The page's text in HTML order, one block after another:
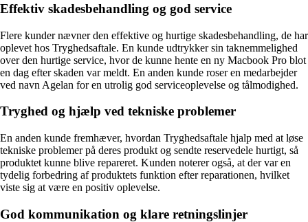
Effektiv skadesbehandling og god service
Flere kunder nævner den effektive og hurtige skadesbehandling, de har
oplevet hos Tryghedsaftale. En kunde udtrykker sin taknemmelighed
over den hurtige service, hvor de kunne hente en ny Macbook Pro blot
en dag efter skaden var meldt. En anden kunde roser en medarbejder
ved navn Agelan for en utrolig god serviceoplevelse og tålmodighed.
Tryghed og hjælp ved tekniske problemer
En anden kunde fremhæver, hvordan Tryghedsaftale hjalp med at løse
tekniske problemer på deres produkt og sendte reservedele hurtigt, så
produktet kunne blive repareret. Kunden noterer også, at der var en
tydelig forbedring af produktets funktion efter reparationen, hvilket
viste sig at være en positiv oplevelse.
God kommunikation og klare retningslinjer